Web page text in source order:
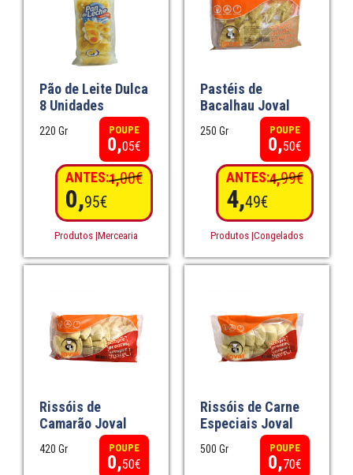
Pão de Leite Dulca
8 Unidades
220 Gr POUPE
0,05€
ANTES:1,00€
0,95€
Produtos |Mercearia
Pastéis de
Bacalhau Joval
250 Gr POUPE
0,50€
ANTES:4,99€
4,49€
Produtos |Congelados
Rissóis de
Camarão Joval
420 Gr POUPE
0,50€
Rissóis de Carne
Especiais Joval
500 Gr POUPE
0,70€